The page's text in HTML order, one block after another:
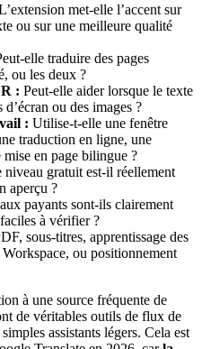
met-elle l’accent sur
ou sur une meilleure qualité
elle traduire des pages
ou les deux ?
: Peut-elle aider lorsque le texte
ou des images ?
: Utilise-t-elle une fenêtre
traduction en ligne, une
en page bilingue ?
niveau gratuit est-il réellement
aperçu ?
payants sont-ils clairement
à vérifier ?
sous-titres, apprentissage des
ou positionnement
à une source fréquente de
de véritables outils de flux de
assistants légers. Cela est